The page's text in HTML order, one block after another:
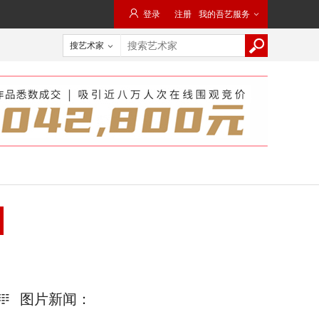
我的吾艺服务 
 登录 注册
搜艺术家 
图片新闻：